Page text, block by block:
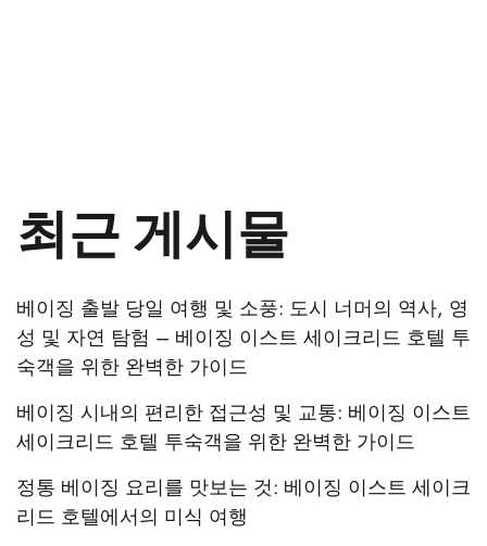
최근 게시물
베이징 출발 당일 여행 및 소풍: 도시 너머의 역사, 영
성 및 자연 탐험 – 베이징 이스트 세이크리드 호텔 투
숙객을 위한 완벽한 가이드
베이징 시내의 편리한 접근성 및 교통: 베이징 이스트
세이크리드 호텔 투숙객을 위한 완벽한 가이드
정통 베이징 요리를 맛보는 것: 베이징 이스트 세이크
리드 호텔에서의 미식 여행